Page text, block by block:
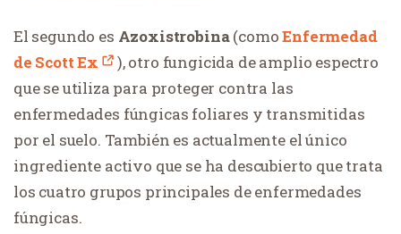
El segundo es Azoxistrobina(comoEnfermedad
de Scott Ex
), otro fungicida de amplio espectro
que se utiliza para proteger contra las
enfermedades fúngicas foliares y transmitidas
por el suelo. También es actualmente el único
ingrediente activo que se ha descubierto que trata
los cuatro grupos principales de enfermedades
fúngicas.